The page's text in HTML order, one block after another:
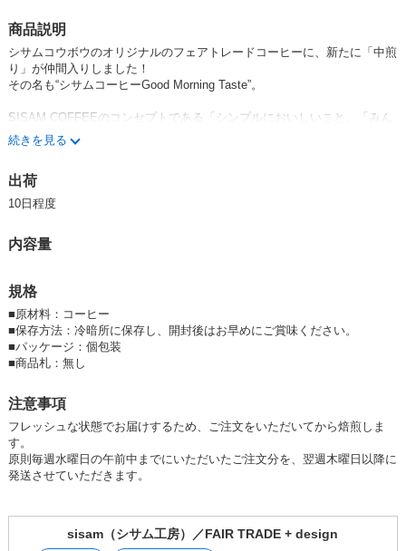
商品説明
シサムコウボウのオリジナルのフェアトレードコーヒーに、新たに「中煎
り」が仲間入りしました！
その名も“シサムコーヒーGood Morning Taste”。
SISAM COFFEEのコンセプトである「シンプルにおいしいこと、「みん
なが幸せになるコーヒー」であること」はそのままに、「朝に飲みたいコ
ーヒー」をテーマに焙煎されました。
柑橘系のような爽やかな酸味と、ナッツのような香ばしさが特徴です。
深煎りに比べ、より軽い飲み口で後味もすっきり。心地よく体を目覚めさ
*焙煎は京都で行われています
フィリピンのルソン島で活動する環境NGO「コーディリエラ・グリー
ン・ネットワーク(以下CGN)」は、山で自然と共に生きる人々の暮らしを
支えるため、CGNからは生産者グループに、コーヒー豆の仕入れ額とは
別に18%のプレミアムが支払われています。
各世帯の人々がそれぞれCGNとともに、自分たちの生産活動と地球環
んでいます。
シサムコーヒーはフィリピン北部コーディリエラ地方で環境や伝統を守り
ながら暮らす小規模農家の人たちを支援するコーヒー。
認証は未取得ですが、化学肥料や農薬を用いず、多様な野菜や樹木と一緒
〜・〜・〜・〜・〜・〜・〜・〜・〜・〜・〜・〜・〜・〜・〜・〜・〜
続きを見る
出荷
10日程度
内容量
規格
■ 原材料：コーヒー
■保存方法：冷暗所に保存し、開封後はお早めにご賞味ください。
■パッケージ：個包装
■商品札：無し
注意事項
フレッシュな状態でお届けするため、ご注文をいただいてから焙煎しま
す。
原則毎週水曜日の午前中までにいただいたご注文分を、翌週木曜日以降に
発送させていただきます。
sisam（シサム工房）／FAIR TRADE + design